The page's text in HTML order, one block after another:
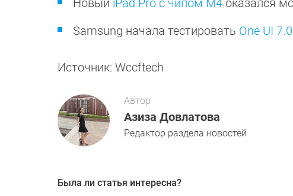
Новый iPad Pro с чипом M4 оказался
Samsung начала тестировать One UI
Источник: Wccftech
Автор
Азиза Довлатова
Редактор раздела новостей
Была ли статья интересна?